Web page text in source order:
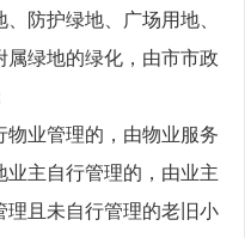
防护绿地、广场用地、
绿地的绿化，由市市政
业管理的，由物业服务
主自行管理的，由业主
理且未自行管理的老旧小